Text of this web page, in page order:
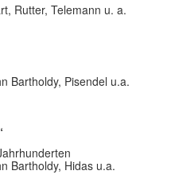
Rutter, Telemann u. a.
Bartholdy, Pisendel u.a.
Bartholdy, Hidas u.a.